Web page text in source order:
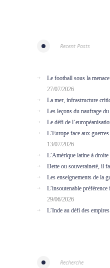
Recent Posts
Le football sous la
27/07/2026
La mer, infrastructure
Les leçons du naufrage
Le défi de
L’Europe face aux
13/07/2026
L’Amérique latine à droite
Dette ou souveraineté, il
Les enseignements de la
L’insoutenable
29/06/2026
L’Inde au défi des empires
Recherche